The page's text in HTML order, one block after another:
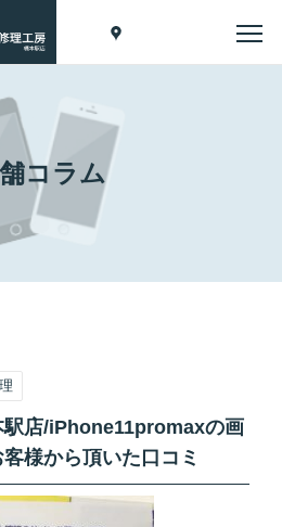
コラム
駅店/iPhone11promaxの画
様から頂いた口コミ